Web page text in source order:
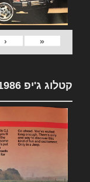
«
‹
קטלוג ג'יפ 1986